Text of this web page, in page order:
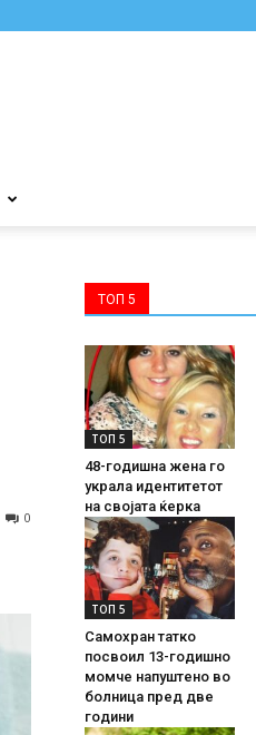
0
ТОП 5
ТОП 5
48-годишна жена го
украла идентитетот
на својата ќерка
ТОП 5
Самохран татко
посвоил 13-годишно
момче напуштено во
болница пред две
години